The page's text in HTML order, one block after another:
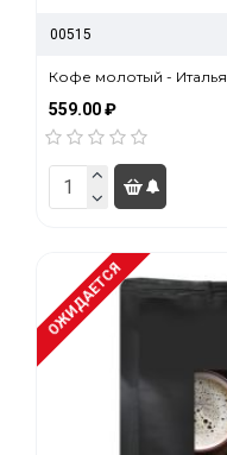
00515
Кофе молотый -
559.00 ₽
ОЖИДАЕТСЯ